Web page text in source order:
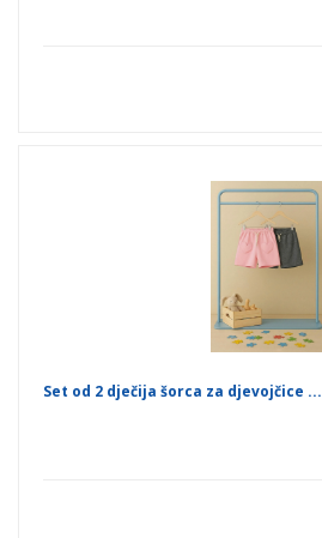
Set od 2 dječija šorca za djevojčice ...